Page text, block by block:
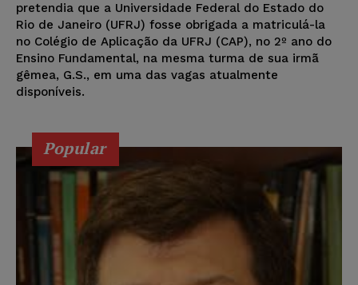
pretendia que a Universidade Federal do Estado do
Rio de Janeiro (UFRJ) fosse obrigada a matriculá-la
no Colégio de Aplicação da UFRJ (CAP), no 2º ano do
Ensino Fundamental, na mesma turma de sua irmã
gêmea, G.S., em uma das vagas atualmente
disponíveis.
Popular